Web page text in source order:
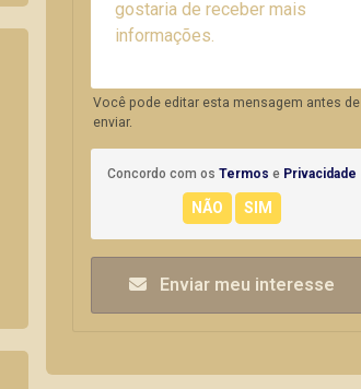
Você pode editar esta mensagem antes de
enviar.
Concordo com os Termos e Privacidade
Enviar meu interesse